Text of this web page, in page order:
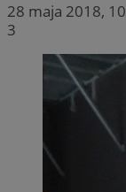
28 maja 2018,
3